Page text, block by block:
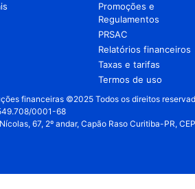
Promoções e
Regulamentos
PRSAC
Relatórios financeiros
Taxas e tarifas
Termos de uso
financeiras ©2025 Todos os direitos
0001-68
67, 2º andar, Capão Raso Curitiba-PR,